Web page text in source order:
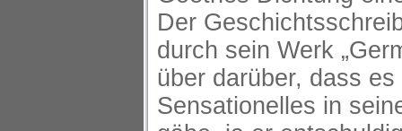
Der
durch sein Werk
über darüber, dass
Sensationelles in